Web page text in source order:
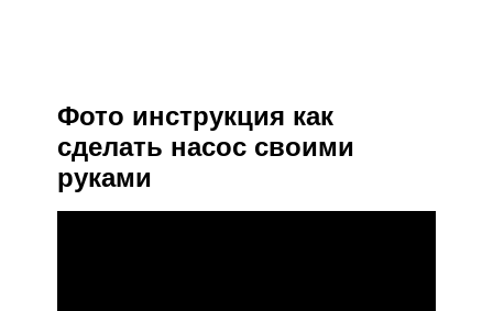
Фото инструкция как
сделать насос своими
руками